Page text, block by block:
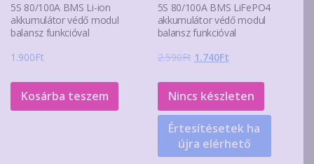
5S 80/100A BMS Li-ion
akkumulátor védő modul
balansz funkcióval
1.900Ft
Kosárba teszem
5S 80/100A BMS LiFePO4
akkumulátor védő modul
balansz funkcióval
2.590Ft Original
was:
2.590Ft.
1.740FtCurrent
is:
1.740Ft.
Nincs készleten
Értesítésetek ha
újra elérhető